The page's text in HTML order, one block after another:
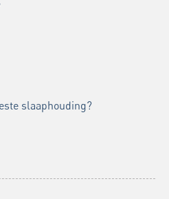
slaaphouding?